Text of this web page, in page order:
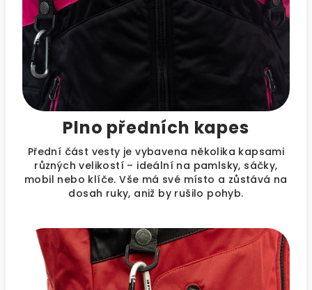
Plno předních kapes
Přední část vesty je vybavena několika kapsami
různých velikostí – ideální na pamlsky, sáčky,
mobil nebo klíče. Vše má své místo a zůstává na
dosah ruky, aniž by rušilo pohyb.